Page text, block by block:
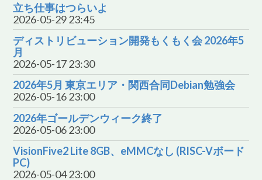
立ち仕事はつらいよ
2026-05-29 23:45
ディストリビューション開発もくもく会 2026年5
月
2026-05-17 23:30
2026年5月 東京エリア・関西合同Debian勉強会
2026-05-16 23:00
2026年ゴールデンウィーク終了
2026-05-06 23:00
VisionFive2 Lite 8GB、eMMCなし (RISC-Vボード
PC)
2026-05-04 23:00